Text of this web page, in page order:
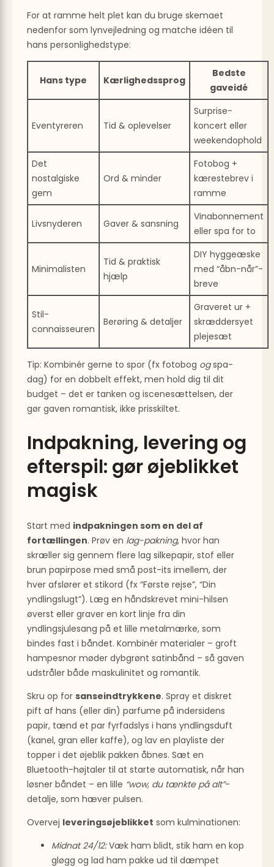
For at ramme helt plet kan du bruge skemaet
nedenfor som lynvejledning og matche idéen til
hans personlighedstype:
Hans type Kærlighedssprog
Bedste
gaveidé
Eventyreren Tid & oplevelser
Surprise-
koncert eller
weekendophold
Det
nostalgiske
gem
Ord & minder
Fotobog +
kærestebrev i
ramme
Livsnyderen Gaver & sansning
Vinabonnement
eller spa for to
Minimalisten
Tid & praktisk
hjælp
DIY hyggeæske
med “åbn-når”-
breve
Stil-
connaisseuren
Berøring & detaljer
Graveret ur +
skræddersyet
plejesæt
Tip: Kombinér gerne to spor (fx fotobog ogspa-
dag) for en dobbelt effekt, men hold dig til dit
budget – det er tanken og iscenesættelsen, der
gør gaven romantisk, ikke prisskiltet.
Indpakning, levering og
efterspil: gør øjeblikket
magisk
Start med indpakningen som en del af
fortællingen. Prøv en lag-pakning, hvor han
skræller sig gennem flere lag silkepapir, stof eller
brun papirpose med små post-its imellem, der
hver afslører et stikord (fx “Første rejse”, “Din
yndlingslugt”). Læg en håndskrevet mini-hilsen
øverst eller graver en kort linje fra din
yndlingsjulesang på et lille metalmærke, som
bindes fast i båndet. Kombinér materialer – groft
hampesnor møder dybgrønt satinbånd – så gaven
udstråler både maskulinitet og romantik.
Skru op for sanseindtrykkene. Spray et diskret
pift af hans (eller din) parfume på inder­sidens
papir, tænd et par fyrfadslys i hans yndlings­duft
(kanel, gran eller kaffe), og lav en playliste der
topper i det øjeblik pakken åbnes. Sæt en
Bluetooth-højtaler til at starte automatisk, når han
løsner båndet – en lille “wow, du tænkte på alt”-
detalje, som hæver pulsen.
Overvej leveringsøjeblikket som kulminationen:
Midnat 24/12:Væk ham blidt, stik ham en kop
gløgg og lad ham pakke ud til dæmpet